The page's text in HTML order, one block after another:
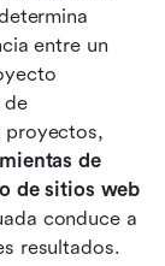
entre un
de
proyectos,
de
de sitios web
conduce a
resultados.